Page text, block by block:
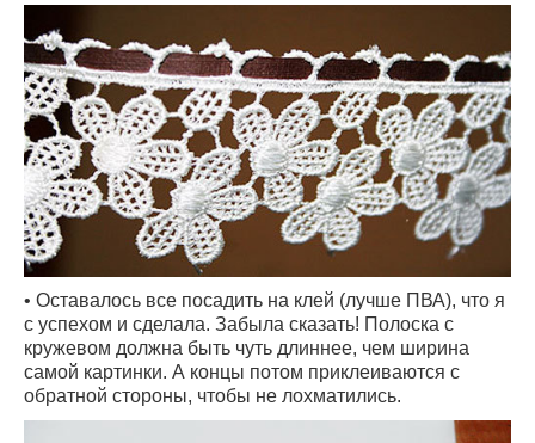
• Оставалось все посадить на клей (лучше ПВА), что я
с успехом и сделала. Забыла сказать! Полоска с
кружевом должна быть чуть длиннее, чем ширина
самой картинки. А концы потом приклеиваются с
обратной стороны, чтобы не лохматились.